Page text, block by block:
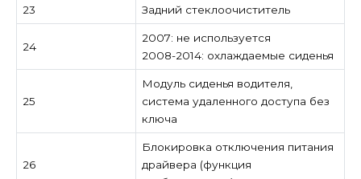
23 Задний стеклоочиститель
24
2007: не используется
2008-2014: охлаждаемые сиденья
25
Модуль сиденья водителя,
система удаленного доступа без
ключа
26
Блокировка отключения питания
драйвера (функция